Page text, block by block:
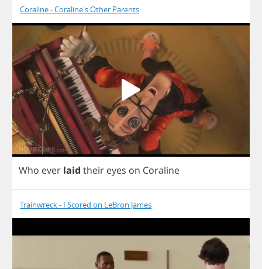
Coraline - Coraline's Other Parents
Who ever laid their eyes on Coraline
Trainwreck - I Scored on LeBron James